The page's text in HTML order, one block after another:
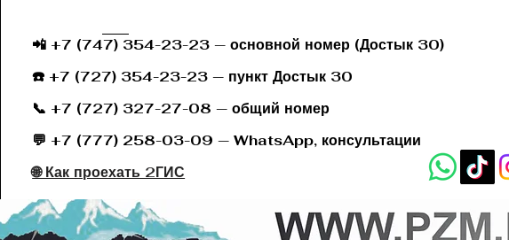
📲 +7 (747) 354-23-23 — основной номер (Достык 30)
☎️ +7 (727) 354-23-23 — пункт Достык 30
📞 +7 (727) 327-27-08 — общий номер
💬 +7 (777) 258-03-09 — WhatsApp, консультации
🌐 Как проехать 2ГИС